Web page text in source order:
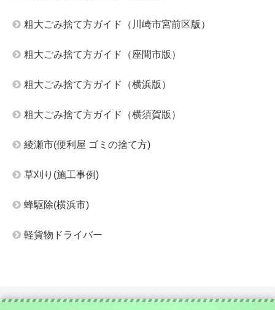
粗大ごみ捨て方ガイド（川崎市宮前区版）
粗大ごみ捨て方ガイド（座間市版）
粗大ごみ捨て方ガイド（横浜版）
粗大ごみ捨て方ガイド（横須賀版）
綾瀬市(便利屋 ゴミの捨て方)
草刈り(施工事例)
蜂駆除(横浜市)
軽貨物ドライバー